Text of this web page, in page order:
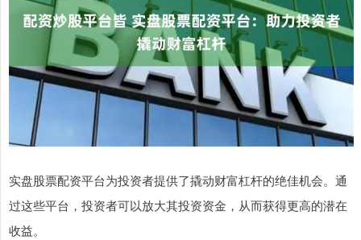
实盘股票配资平台为投资者提供了撬动财富杠杆的绝佳机会。通
过这些平台，投资者可以放大其投资资金，从而获得更高的潜在
收益。